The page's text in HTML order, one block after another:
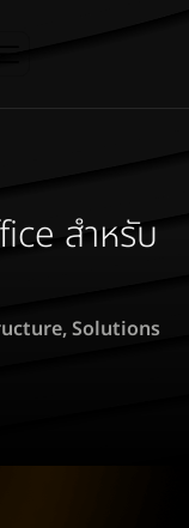
สำหรับ
,Solutions